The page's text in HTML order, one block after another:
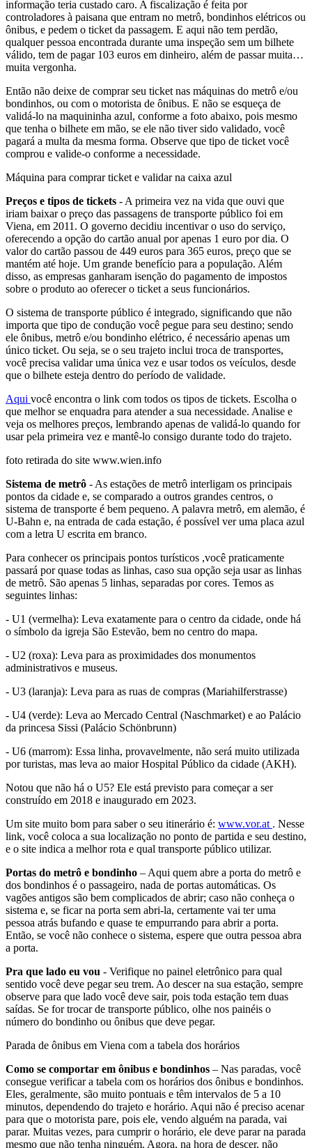
informação teria custado caro. A fiscalização é feita por
controladores à paisana que entram no metrô, bondinhos elétricos ou
ônibus, e pedem o ticket da passagem. E aqui não tem perdão,
qualquer pessoa encontrada durante uma inspeção sem um bilhete
válido, tem de pagar 103 euros em dinheiro, além de passar muita…
muita vergonha.
Então não deixe de comprar seu ticket nas máquinas do metrô e/ou
bondinhos, ou com o motorista de ônibus. E não se esqueça de
validá-lo na maquininha azul, conforme a foto abaixo, pois mesmo
que tenha o bilhete em mão, se ele não tiver sido validado, você
pagará a multa da mesma forma. Observe que tipo de ticket você
comprou e valide-o conforme a necessidade.
Máquina para comprar ticket e validar na caixa azul
Preços e tipos de tickets - A primeira vez na vida que ouvi que
iriam baixar o preço das passagens de transporte público foi em
Viena, em 2011. O governo decidiu incentivar o uso do serviço,
oferecendo a opção do cartão anual por apenas 1 euro por dia. O
valor do cartão passou de 449 euros para 365 euros, preço que se
mantém até hoje. Um grande benefício para a população. Além
disso, as empresas ganharam isenção do pagamento de impostos
sobre o produto ao oferecer o ticket a seus funcionários.
O sistema de transporte público é integrado, significando que não
importa que tipo de condução você pegue para seu destino; sendo
ele ônibus, metrô e/ou bondinho elétrico, é necessário apenas um
único ticket. Ou seja, se o seu trajeto inclui troca de transportes,
você precisa validar uma única vez e usar todos os veículos, desde
que o bilhete esteja dentro do período de validade.
Aqui você encontra o link com todos os tipos de tickets. Escolha o
que melhor se enquadra para atender a sua necessidade. Analise e
veja os melhores preços, lembrando apenas de validá-lo quando for
usar pela primeira vez e mantê-lo consigo durante todo do trajeto.
foto retirada do site www.wien.info
Sistema de metrô - As estações de metrô interligam os principais
pontos da cidade e, se comparado a outros grandes centros, o
sistema de transporte é bem pequeno. A palavra metrô, em alemão, é
U-Bahn e, na entrada de cada estação, é possível ver uma placa azul
com a letra U escrita em branco.
Para conhecer os principais pontos turísticos ,você praticamente
passará por quase todas as linhas, caso sua opção seja usar as linhas
de metrô. São apenas 5 linhas, separadas por cores. Temos as
seguintes linhas:
- U1 (vermelha): Leva exatamente para o centro da cidade, onde há
o símbolo da igreja São Estevão, bem no centro do mapa.
- U2 (roxa): Leva para as proximidades dos monumentos
administrativos e museus.
- U3 (laranja): Leva para as ruas de compras (Mariahilferstrasse)
- U4 (verde): Leva ao Mercado Central (Naschmarket) e ao Palácio
da princesa Sissi (Palácio Schönbrunn)
- U6 (marrom): Essa linha, provavelmente, não será muito utilizada
por turistas, mas leva ao maior Hospital Público da cidade (AKH).
Notou que não há o U5? Ele está previsto para começar a ser
construído em 2018 e inaugurado em 2023.
Um site muito bom para saber o seu itinerário é: www.vor.at . Nesse
link, você coloca a sua localização no ponto de partida e seu destino,
e o site indica a melhor rota e qual transporte público utilizar.
Portas do metrô e bondinho – Aqui quem abre a porta do metrô e
dos bondinhos é o passageiro, nada de portas automáticas. Os
vagões antigos são bem complicados de abrir; caso não conheça o
sistema e, se ficar na porta sem abri-la, certamente vai ter uma
pessoa atrás bufando e quase te empurrando para abrir a porta.
Então, se você não conhece o sistema, espere que outra pessoa abra
a porta.
Pra que lado eu vou - Verifique no painel eletrônico para qual
sentido você deve pegar seu trem. Ao descer na sua estação, sempre
observe para que lado você deve sair, pois toda estação tem duas
saídas. Se for trocar de transporte público, olhe nos painéis o
número do bondinho ou ônibus que deve pegar.
Parada de ônibus em Viena com a tabela dos horários
Como se comportar em ônibus e bondinhos – Nas paradas, você
consegue verificar a tabela com os horários dos ônibus e bondinhos.
Eles, geralmente, são muito pontuais e têm intervalos de 5 a 10
minutos, dependendo do trajeto e horário. Aqui não é preciso acenar
para que o motorista pare, pois ele, vendo alguém na parada, vai
parar. Muitas vezes, para cumprir o horário, ele deve parar na parada
mesmo que não tenha ninguém. Agora, na hora de descer, não